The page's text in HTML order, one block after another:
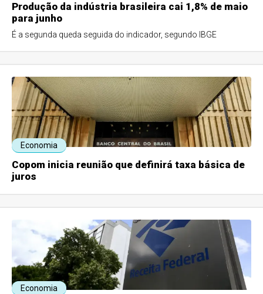
Produção da indústria brasileira cai 1,8% de maio
para junho
É a segunda queda seguida do indicador, segundo IBGE
Economia
Copom inicia reunião que definirá taxa básica de
juros
Economia